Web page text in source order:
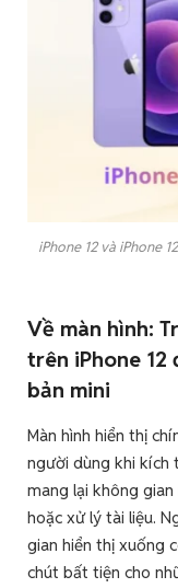
iPhone 12 và iPhone
Về màn hình:
trên iPhone 12
bản mini
Màn hình hiển thị
người dùng khi kích
mang lại không
hoặc xử lý tài liệu.
gian hiển thị xuống
chút bất tiện cho